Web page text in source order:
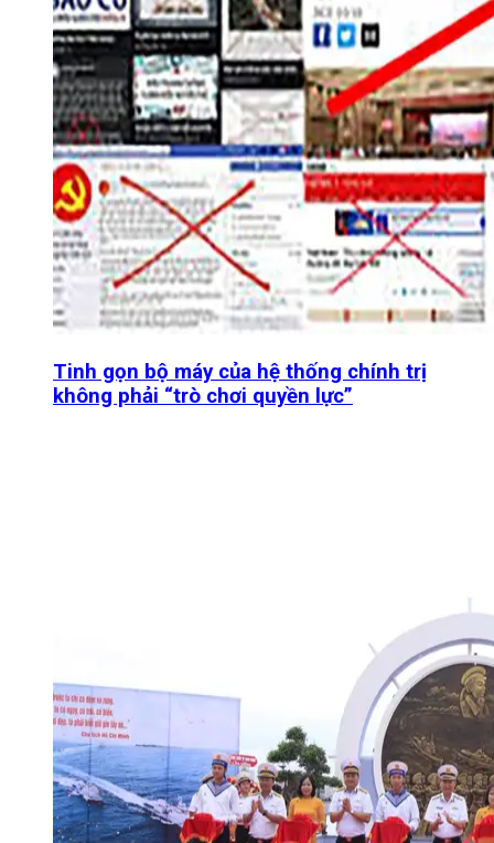
Tinh gọn bộ máy của hệ thống chính trị
không phải “trò chơi quyền lực”